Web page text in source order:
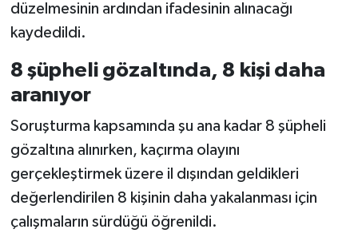
düzelmesinin ardından ifadesinin alınacağı
kaydedildi.
8 şüpheli gözaltında, 8 kişi daha
aranıyor
Soruşturma kapsamında şu ana kadar 8 şüpheli
gözaltına alınırken, kaçırma olayını
gerçekleştirmek üzere il dışından geldikleri
değerlendirilen 8 kişinin daha yakalanması için
çalışmaların sürdüğü öğrenildi.